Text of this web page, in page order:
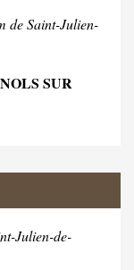
de Saint-Julien-
SUR
Julien-de-